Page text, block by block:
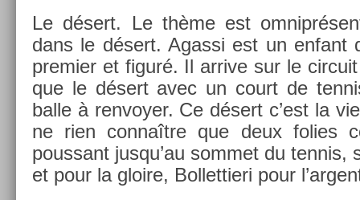
Le désert. Le thème est
dans le désert. Agas­si est un en­fant
pre­mi­er et figuré. Il ar­rive sur le
que le désert avec un court de
balle à re­nvoy­er. Ce désert c’est la
ne rien connaître que deux fol­ies
pous­sant jusqu’au som­met du ten­nis,
et pour la gloire, Bol­lettieri pour